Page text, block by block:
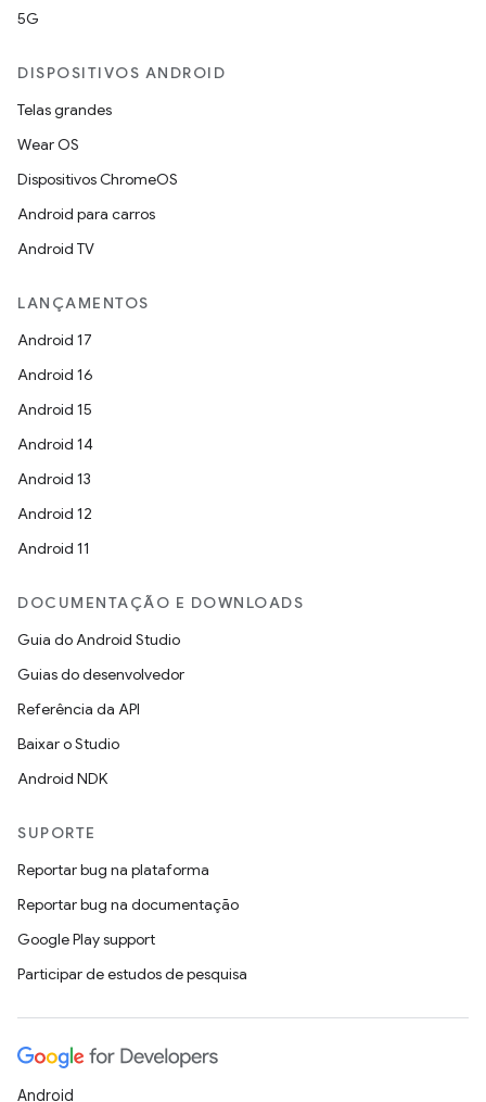
5G
DISPOSITIVOS ANDROID
Telas grandes
Wear OS
Dispositivos ChromeOS
Android para carros
Android TV
LANÇAMENTOS
Android 17
Android 16
Android 15
Android 14
Android 13
Android 12
Android 11
DOCUMENTAÇÃO E DOWNLOADS
Guia do Android Studio
Guias do desenvolvedor
Referência da API
Baixar o Studio
Android NDK
SUPORTE
Reportar bug na plataforma
Reportar bug na documentação
Google Play support
Participar de estudos de pesquisa
Android